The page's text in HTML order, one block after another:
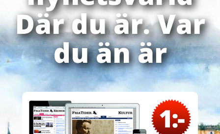
Där du är. Var
du än är